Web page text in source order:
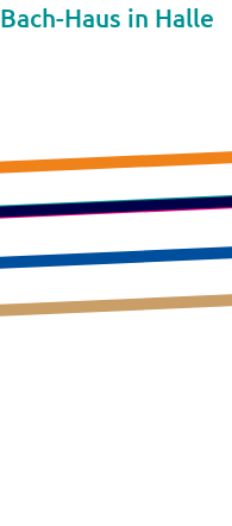
Bach-Haus in Halle